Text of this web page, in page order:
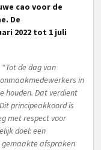
cao voor de
De
2022 tot 1 juli
“Tot de dag van
in
houden. Dat verdient
principeakkoord is
met respect voor
doel: een
gemaakte afspraken